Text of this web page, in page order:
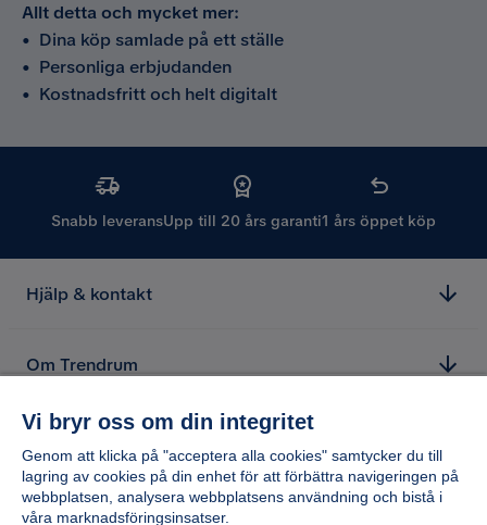
Allt detta och mycket mer:
• Dina köp samlade på ett ställe
• Personliga erbjudanden
• Kostnadsfritt och helt digitalt
Snabb leveransUpp till 20 års garanti1 års öppet köp
Hjälp & kontakt
Om Trendrum
Vi bryr oss om din integritet
Genom att klicka på "acceptera alla cookies" samtycker du till
lagring av cookies på din enhet för att förbättra navigeringen på
webbplatsen, analysera webbplatsens användning och bistå i
våra marknadsföringsinsatser.